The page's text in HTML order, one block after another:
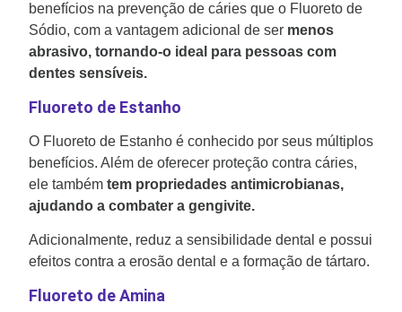
benefícios na prevenção de cáries que o Fluoreto de
Sódio, com a vantagem adicional de ser menos
abrasivo, tornando-o ideal para pessoas com
dentes sensíveis.
Fluoreto de Estanho
O Fluoreto de Estanho é conhecido por seus múltiplos
benefícios. Além de oferecer proteção contra cáries,
ele também tem propriedades antimicrobianas,
ajudando a combater a gengivite.
Adicionalmente, reduz a sensibilidade dental e possui
efeitos contra a erosão dental e a formação de tártaro.
Fluoreto de Amina